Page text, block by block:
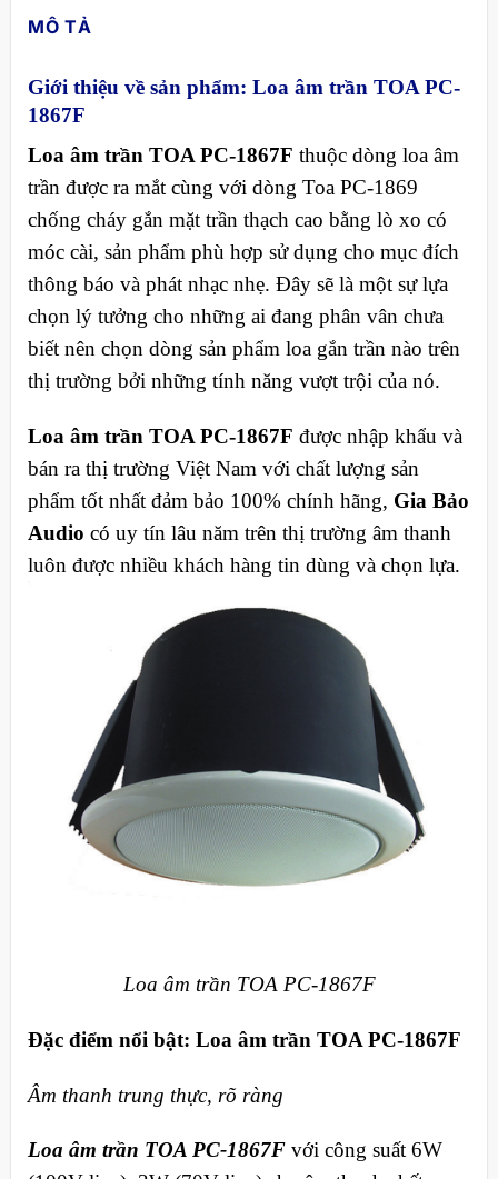
MÔ TẢ
Giới thiệu về sản phẩm: Loa âm trần TOA PC-
1867F
Loa âm trần TOA PC-1867F thuộc dòng loa âm
trần được ra mắt cùng với dòng Toa PC-1869
chống cháy gắn mặt trần thạch cao bằng lò xo có
móc cài, sản phẩm phù hợp sử dụng cho mục đích
thông báo và phát nhạc nhẹ. Đây sẽ là một sự lựa
chọn lý tưởng cho những ai đang phân vân chưa
biết nên chọn dòng sản phẩm loa gắn trần nào trên
thị trường bởi những tính năng vượt trội của nó.
Loa âm trần TOA PC-1867F được nhập khẩu và
bán ra thị trường Việt Nam với chất lượng sản
phẩm tốt nhất đảm bảo 100% chính hãng, Gia Bảo
Audio có uy tín lâu năm trên thị trường âm thanh
luôn được nhiều khách hàng tin dùng và chọn lựa.
Loa âm trần TOA PC-1867F
Đặc điểm nổi bật: Loa âm trần TOA PC-1867F
Âm thanh trung thực, rõ ràng
Loa âm trần TOA PC-1867Fvới công suất 6W